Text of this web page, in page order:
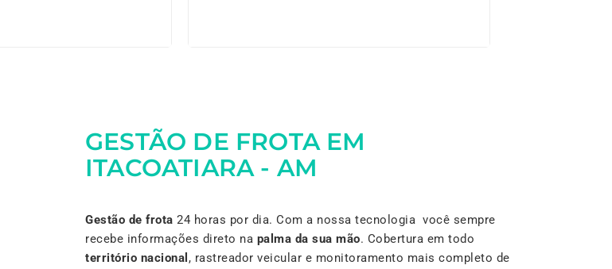
Entre em contato
GESTÃO DE FROTA EM
ITACOATIARA - AM
Gestão de frota 24 horas por dia. Com a nossa tecnologia você sempre
recebe informações direto na palma da sua mão. Cobertura em todo
território nacional , rastreador veicular e monitoramento mais completo de